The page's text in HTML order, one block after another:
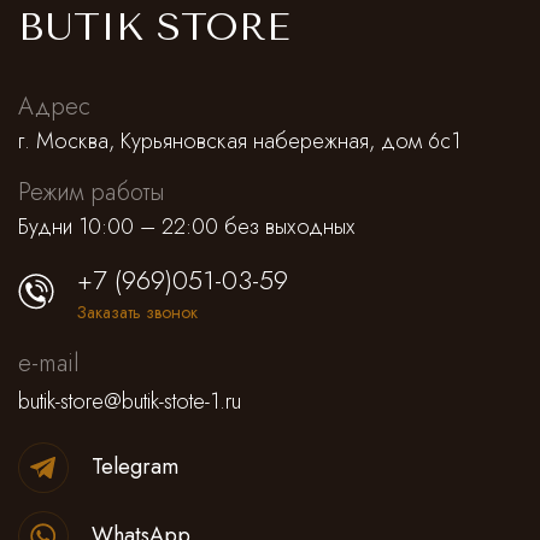
BUTIK STORE
Адрес
г. Москва, Курьяновская набережная, дом 6с1
Режим работы
Будни 10:00 – 22:00 без выходных
+7 (969)051-03-59
Заказать звонок
e-mail
butik-store@butik-stote-1.ru
Telegram
Cпортивные брюки